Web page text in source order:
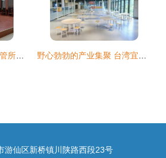
游仙区新桥镇川陕路西段23号